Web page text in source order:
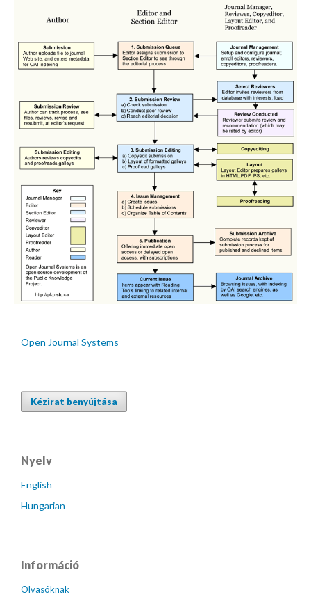
Open Journal Systems
Kézirat benyújtása
Nyelv
English
Hungarian
Információ
Olvasóknak